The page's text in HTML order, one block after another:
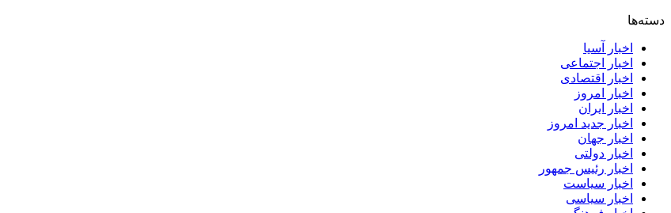
دسته‌ها
اخبار آسیا
اخبار اجتماعی
اخبار اقتصادی
اخبار امروز
اخبار ایران
اخبار جدید امروز
اخبار جهان
اخبار دولتی
اخبار رئیس جمهور
اخبار سیاست
اخبار سیاسی